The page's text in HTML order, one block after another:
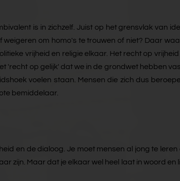
is in zichzelf. Juist op het grensvlak van
om homo's te trouwen of niet? Daar
vrijheid en religie elkaar. Het recht op
'recht op gelijk' dat we in de grondwet hebben
voelen staan. Mensen die zich dus
bemiddelaar.
en de dialoog. Je moet mensen al jong te
zijn. Maar dat je elkaar wel heel laat in woord